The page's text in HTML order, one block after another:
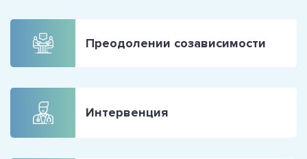
Преодолении созависимости
Интервенция